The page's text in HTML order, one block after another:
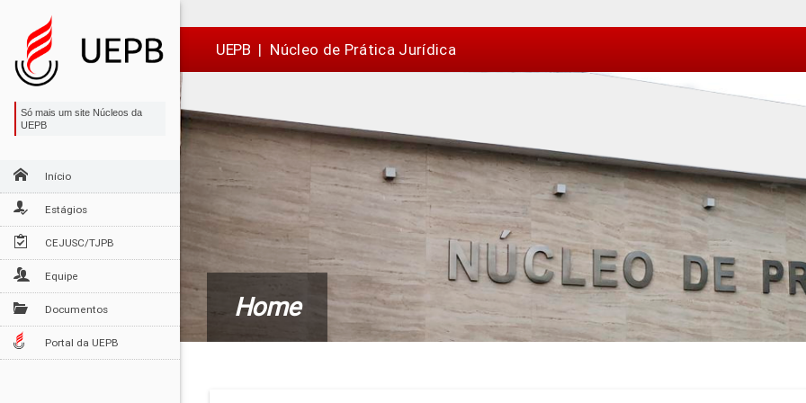
conteúdo
menu
busca
rodapé
 UEPB | Núcleo de Prática Jurídica
Só mais um site Núcleos da
UEPB
Início
Estágios
CEJUSC/TJPB
Equipe
Documentos
Portal da UEPB
Home